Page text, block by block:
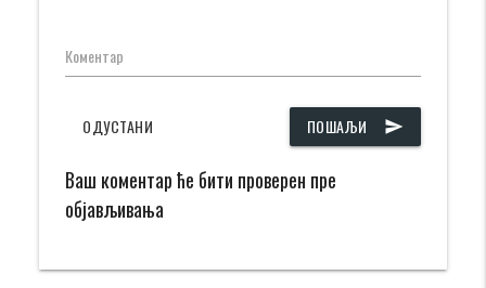
Коментар
ПОШАЉИ send
ОДУСТАНИ
Ваш коментар ће бити проверен пре
објављивања